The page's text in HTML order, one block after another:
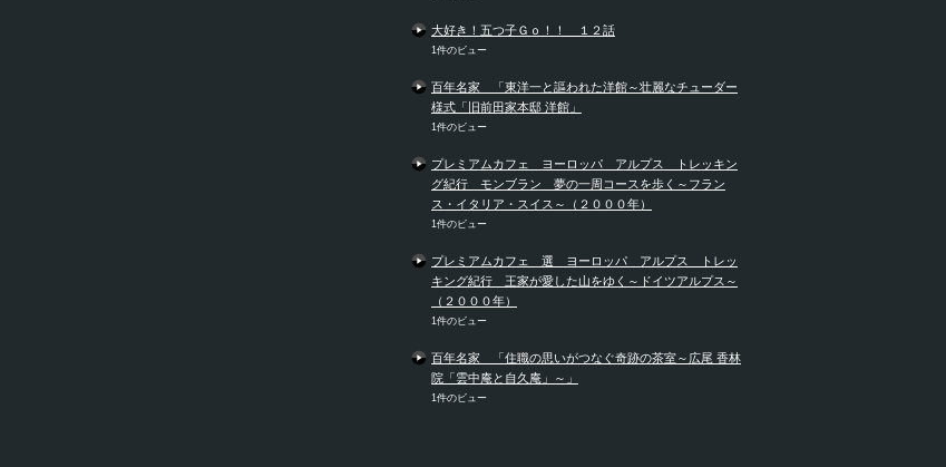
大好き！五つ子Ｇｏ！！ １２話
1件のビュー
百年名家 「東洋一と謳われた洋館～壮麗なチューダー
様式「旧前田家本邸 洋館」
1件のビュー
プレミアムカフェ ヨーロッパ アルプス トレッキン
グ紀行 モンブラン 夢の一周コースを歩く～フラン
ス・イタリア・スイス～（２０００年）
1件のビュー
プレミアムカフェ 選 ヨーロッパ アルプス トレッ
キング紀行 王家が愛した山をゆく～ドイツアルプス～
（２０００年）
1件のビュー
百年名家 「住職の思いがつなぐ奇跡の茶室～広尾 香林
院「雲中庵と自久庵」～」
1件のビュー